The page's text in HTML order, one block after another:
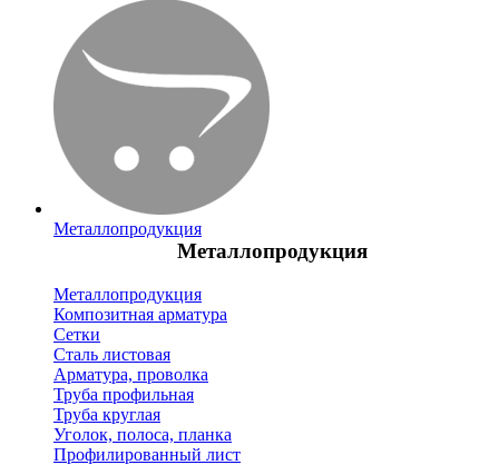
Металлопродукция
Металлопродукция
Металлопродукция
Композитная арматура
Сетки
Сталь листовая
Арматура, проволка
Труба профильная
Труба круглая
Уголок, полоса, планка
Профилированный лист